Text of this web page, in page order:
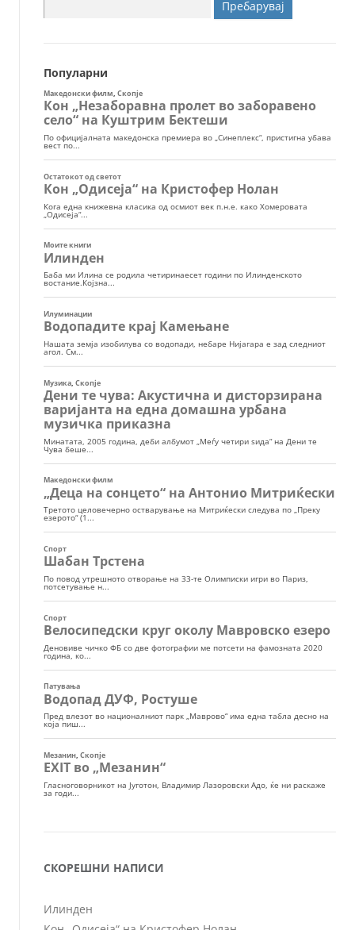
за:
Популарни
СКОРЕШНИ НАПИСИ
Илинден